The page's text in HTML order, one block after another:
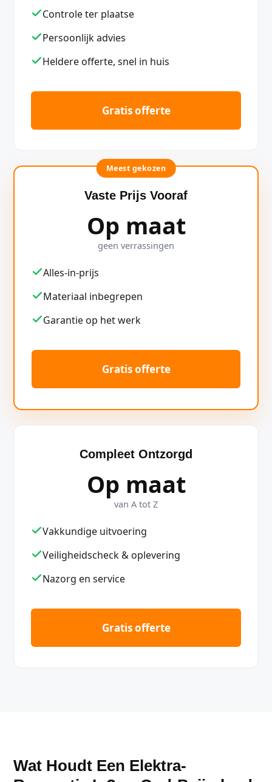
Controle ter plaatse
Persoonlijk advies
Heldere offerte, snel in huis
Gratis offerte
Meest gekozen
Vaste Prijs Vooraf
Op maat
geen verrassingen
Alles-in-prijs
Materiaal inbegrepen
Garantie op het werk
Gratis offerte
Compleet Ontzorgd
Op maat
van A tot Z
Vakkundige uitvoering
Veiligheidscheck & oplevering
Nazorg en service
Gratis offerte
Wat Houdt Een Elektra-